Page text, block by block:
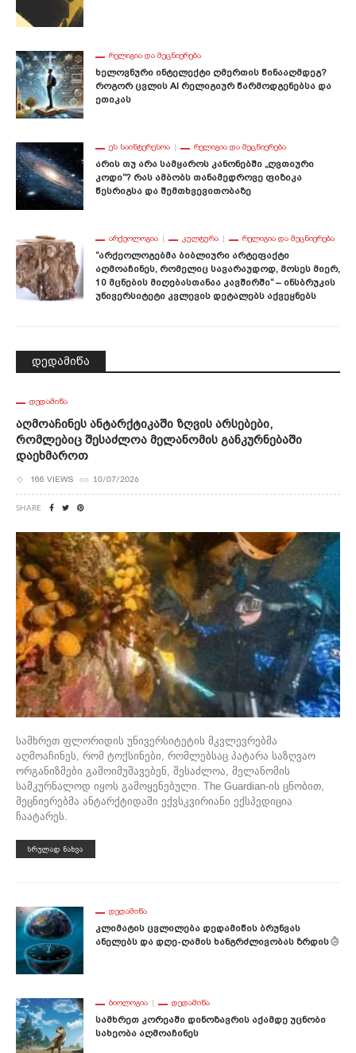
ᲠᲔᲚᲘᲒᲘᲐ ᲓᲐ ᲛᲔᲪᲜᲘᲔᲠᲔᲑᲐ
Ხელოვნური Ინტელექტი Ღმერთის Წინააღმდეგ?
Როგორ Ცვლის AI Რელიგიურ Წარმოდგენებსა Და
Ეთიკას
ᲔᲡ ᲡᲐᲘᲜᲢᲔᲠᲔᲡᲝᲐ ᲠᲔᲚᲘᲒᲘᲐ ᲓᲐ ᲛᲔᲪᲜᲘᲔᲠᲔᲑᲐ
Არის Თუ Არა Სამყაროს Კანონებში „ღვთიური
Კოდი“? Რას Ამბობს Თანამედროვე Ფიზიკა
Წესრიგსა Და Შემთხვევითობაზე
ᲐᲠᲥᲔᲝᲚᲝᲒᲘᲐ ᲙᲣᲚᲢᲣᲠᲐ ᲠᲔᲚᲘᲒᲘᲐ ᲓᲐ ᲛᲔᲪᲜᲘᲔᲠᲔᲑᲐ
“არქეოლოგებმა Ბიბლიური Არტეფაქტი
Აღმოაჩინეს, Რომელიც Სავარაუდოდ, Მოსეს Მიერ,
10 Მცნების Მიღებასთანაა Კავშირში“ – Ინსბრუკის
Უნივერსიტეტი Კვლევის Დეტალებს Აქვეყნებს
დედამიწა
ᲓᲔᲓᲐᲛᲘᲬᲐ
Აღმოაჩინეს Ანტარქტიკაში Ზღვის Არსებები,
Რომლებიც Შესაძლოა Მელანომის Განკურნებაში
Დაეხმაროთ
166 VIEWS on 10/07/2026
SHARE
სამხრეთ ფლორიდის უნივერსიტეტის მკვლევრებმა
აღმოაჩინეს, რომ ტოქსინები, რომლებსაც პატარა საზღვაო
ორგანიზმები გამოიმუშავებენ, შესაძლოა, მელანომის
სამკურნალოდ იყოს გამოყენებული. The Guardian-ის ცნობით,
მეცნიერებმა ანტარქტიდაში ექვსკვირიანი ექსპედიცია
ჩაატარეს.
ᲡᲠᲣᲚᲐᲓ ᲜᲐᲮᲕᲐ
ᲓᲔᲓᲐᲛᲘᲬᲐ
Კლიმატის Ცვლილება Დედამიწის Ბრუნვას
Ანელებს Და Დღე-Ღამის Ხანგრძლივობას Ზრდის
ᲑᲘᲝᲚᲝᲒᲘᲐ ᲓᲔᲓᲐᲛᲘᲬᲐ
Სამხრეთ Კორეაში Დინოზავრის Აქამდე Უცნობი
Სახეობა Აღმოაჩინეს